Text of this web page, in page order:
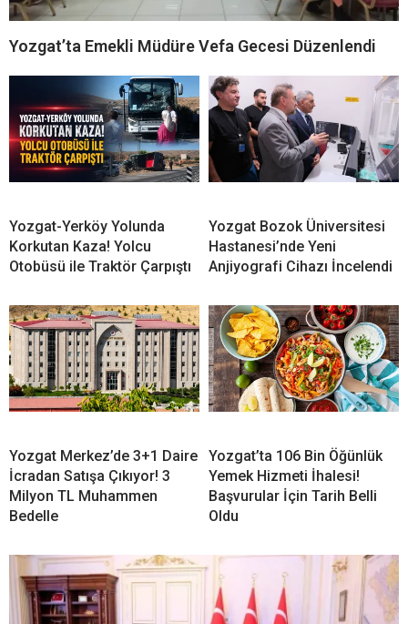
Yozgat’ta Emekli Müdüre Vefa Gecesi Düzenlendi
Yozgat-Yerköy Yolunda
Korkutan Kaza! Yolcu
Otobüsü ile Traktör Çarpıştı
Yozgat Bozok Üniversitesi
Hastanesi’nde Yeni
Anjiyografi Cihazı İncelendi
Yozgat Merkez’de 3+1 Daire
İcradan Satışa Çıkıyor! 3
Milyon TL Muhammen
Bedelle
Yozgat’ta 106 Bin Öğünlük
Yemek Hizmeti İhalesi!
Başvurular İçin Tarih Belli
Oldu